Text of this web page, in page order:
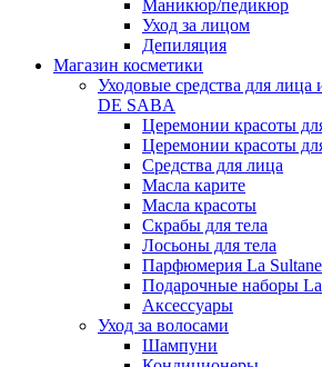
Маникюр/педикюр
Уход за лицом
Депиляция
Магазин косметики
Уходовые средства для
DE SABA
Церемонии красоты
Церемонии красоты
Средства для лица
Масла карите
Масла красоты
Скрабы для тела
Лосьоны для тела
Парфюмерия La Sultane
Подарочные наборы La
Аксессуары
Уход за волосами
Шампуни